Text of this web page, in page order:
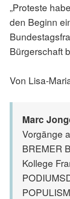
„Proteste
den Beginn
Bürgerschaft
Von Lisa-
Marc
Vorgänge
BREMER
Kollege